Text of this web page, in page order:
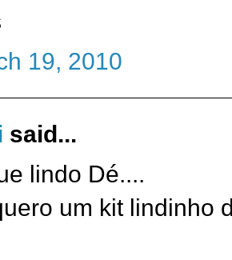
19, 2010
said...
lindo Dé....
um kit lindinho